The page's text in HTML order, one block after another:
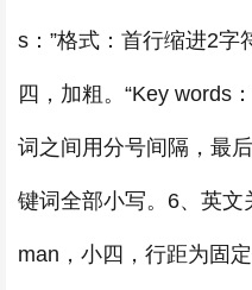
s：”格式：首行缩进2字
四，加粗。“Key words
词之间用分号间隔，最
键词全部小写。6、英
man，小四，行距为固定